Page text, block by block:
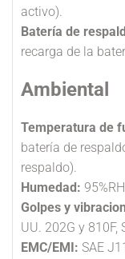
activo).
Batería de
recarga de la
Ambiental
Temperatura de
batería de
respaldo).
Humedad:
Golpes y
UU. 202G y 810F,
EMC/EMI: SAE